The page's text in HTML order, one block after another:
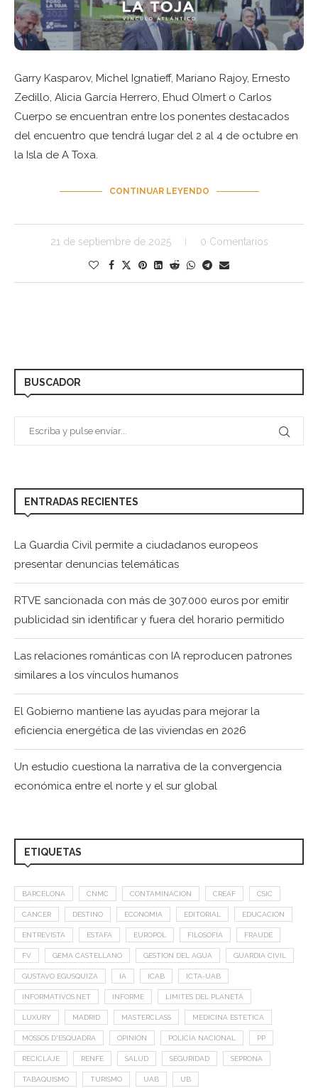
Garry Kasparov, Michel Ignatieff, Mariano Rajoy, Ernesto
Zedillo, Alicia García Herrero, Ehud Olmert o Carlos
Cuerpo se encuentran entre los ponentes destacados
del encuentro que tendrá lugar del 2 al 4 de octubre en
la Isla de A Toxa.
CONTINUAR LEYENDO
21 de septiembre de 2025 0 Comentarios
BUSCADOR
ENTRADAS RECIENTES
La Guardia Civil permite a ciudadanos europeos
presentar denuncias telemáticas
RTVE sancionada con más de 307.000 euros por emitir
publicidad sin identificar y fuera del horario permitido
Las relaciones románticas con IA reproducen patrones
similares a los vínculos humanos
El Gobierno mantiene las ayudas para mejorar la
eficiencia energética de las viviendas en 2026
Un estudio cuestiona la narrativa de la convergencia
económica entre el norte y el sur global
ETIQUETAS
BARCELONA CNMC CONTAMINACIÓN CREAF CSIC
CÁNCER DESTINO ECONOMÍA EDITORIAL EDUCACIÓN
ENTREVISTA ESTAFA EUROPOL FILOSOFÍA FRAUDE
FV GEMA CASTELLANO GESTION DEL AGUA GUARDIA CIVIL
GUSTAVO EGUSQUIZA IA ICAB ICTA-UAB
INFORMATIVOS.NET INFORME LIMITES DEL PLANETA
LUXURY MADRID MASTERCLASS MEDICINA ESTÉTICA
MOSSOS D'ESQUADRA OPINIÓN POLICÍA NACIONAL PP
RECICLAJE RENFE SALUD SEGURIDAD SEPRONA
TABAQUISMO TURISMO UAB UB